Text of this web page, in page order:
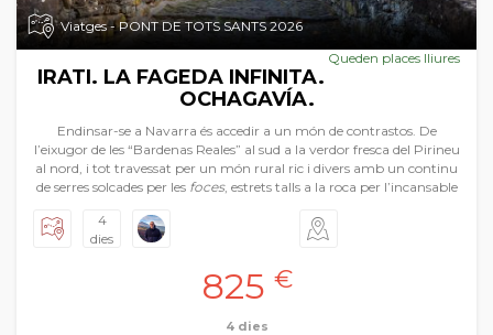
Viatges - PONT DE TOTS SANTS 2026
Queden places lliures
IRATI. LA FAGEDA INFINITA.
OCHAGAVÍA.
Endinsar-se a Navarra és accedir a un món de contrastos. De
l’eixugor de les “Bardenas Reales” al sud a la verdor fresca del Pirineu
al nord, i tot travessat per un món rural ric i divers amb un continu
de serres solcades per les foces, estrets talls a la roca per l’incansable
la magnífica fageda d’Irati, una infinita extensió de selva, de colors
canviants al ritme de les estacions, un calidoscopi únic a Europa. A
d'algunes de les poblacions navarreses, sempre amb una riquesa
patrimonial indubtable, a les que ens aproximem en el nostre
periple autumnal.
4
dies
825 €
4 dies